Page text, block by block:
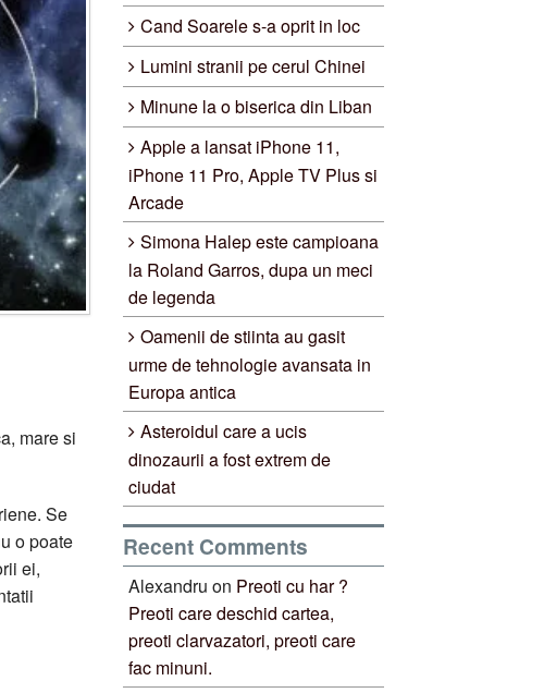
mare si
Se
o poate
ei,
Cand Soarele s-a oprit in loc
Lumini stranii pe cerul Chinei
Minune la o biserica din Liban
Apple a lansat iPhone 11,
iPhone 11 Pro, Apple TV Plus si
Arcade
Simona Halep este campioana
la Roland Garros, dupa un meci
de legenda
Oamenii de stiinta au gasit
urme de tehnologie avansata in
Europa antica
Asteroidul care a ucis
dinozaurii a fost extrem de
ciudat
Recent Comments
Alexandru on Preoti cu har ?
Preoti care deschid cartea,
preoti clarvazatori, preoti care
fac minuni.